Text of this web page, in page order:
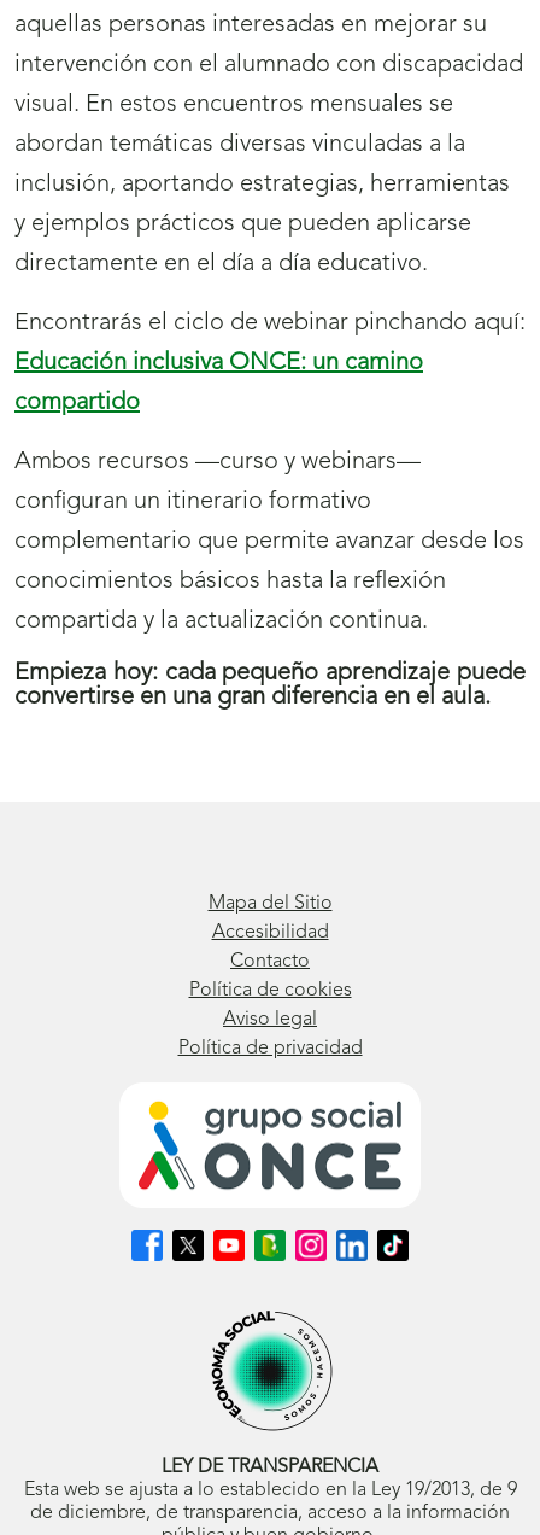
aquellas personas interesadas en mejorar su
intervención con el alumnado con discapacidad
visual. En estos encuentros mensuales se
abordan temáticas diversas vinculadas a la
inclusión, aportando estrategias, herramientas
y ejemplos prácticos que pueden aplicarse
directamente en el día a día educativo.
Encontrarás el ciclo de webinar pinchando aquí:
Educación inclusiva ONCE: un camino
compartido
Ambos recursos —curso y webinars—
configuran un itinerario formativo
complementario que permite avanzar desde los
conocimientos básicos hasta la reflexión
compartida y la actualización continua.
Empieza hoy: cada pequeño aprendizaje puede
convertirse en una gran diferencia en el aula.
Mapa del Sitio
Accesibilidad
Contacto
Política de cookies
Aviso legal
Política de privacidad
Síguenos
en
Síguenos
en
ventana
nueva)
Síguenos
en
abrirá
en
ventana
nueva)
Síguenos
en
Blog
ONCE
(se
abrirá
en
ventana
Síguenos
en
abrirá
en
ventana
nueva)
Síguenos
en
Síguenos
en
LEY DE TRANSPARENCIA
Esta web se ajusta a lo establecido en la Ley 19/2013, de 9
de diciembre, de transparencia, acceso a la información